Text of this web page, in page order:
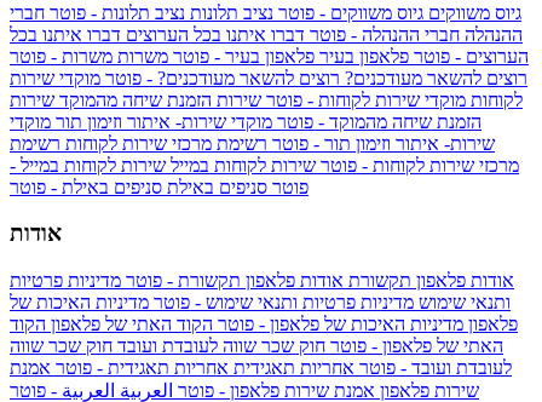
גיוס משווקים גיוס משווקים - פוטר נציב תלונות נציב תלונות - פוטר חברי
ההנהלה חברי ההנהלה - פוטר דברו איתנו בכל הערוצים דברו איתנו בכל
הערוצים - פוטר פלאפון בעיר פלאפון בעיר - פוטר משרות משרות - פוטר
רוצים להשאר מעודכנים? רוצים להשאר מעודכנים? - פוטר מוקדי שירות
לקוחות מוקדי שירות לקוחות - פוטר שירות הזמנת שיחה מהמוקד שירות
הזמנת שיחה מהמוקד - פוטר מוקדי שירות- איתור וזימון תור מוקדי
שירות- איתור וזימון תור - פוטר רשימת מרכזי שירות לקוחות רשימת
מרכזי שירות לקוחות - פוטר שירות לקוחות במייל שירות לקוחות במייל -
פוטר סניפים באילת סניפים באילת - פוטר
אודות
אודות פלאפון תקשורת אודות פלאפון תקשורת - פוטר מדיניות פרטיות
ותנאי שימוש מדיניות פרטיות ותנאי שימוש - פוטר מדיניות האיכות של
פלאפון מדיניות האיכות של פלאפון - פוטר הקוד האתי של פלאפון הקוד
האתי של פלאפון - פוטר חוק שכר שווה לעובדת ועובד חוק שכר שווה
לעובדת ועובד - פוטר אחריות תאגידית אחריות תאגידית - פוטר אמנת
שירות פלאפון אמנת שירות פלאפון - פוטר العربية العربية - פוטר